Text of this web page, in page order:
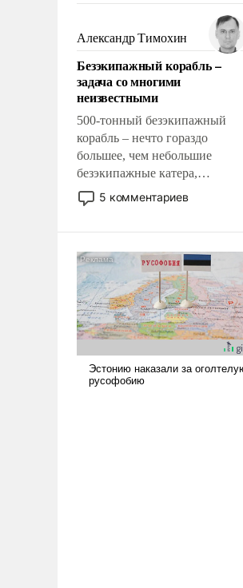
чем она отличается от просто
образованных людей. Иногда
казалось, что эти вопросы
решены раз и навсегда, но –
нет, не решены.
Александр Тимохин
Безэкипажный корабль –
задача со многими
неизвестными
500-тонный безэкипажный
корабль – нечто гораздо
большее, чем небольшие
безэкипажные катера,
применение которых уже
стало обыденностью. Задача по
и ее реализация радикально
поднимет наши боевые
возможности.
5 комментариев